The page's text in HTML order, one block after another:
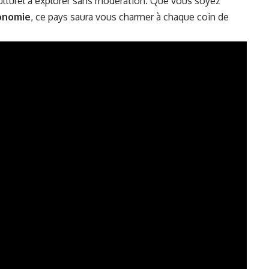
, ce pays saura vous charmer à chaque coin de